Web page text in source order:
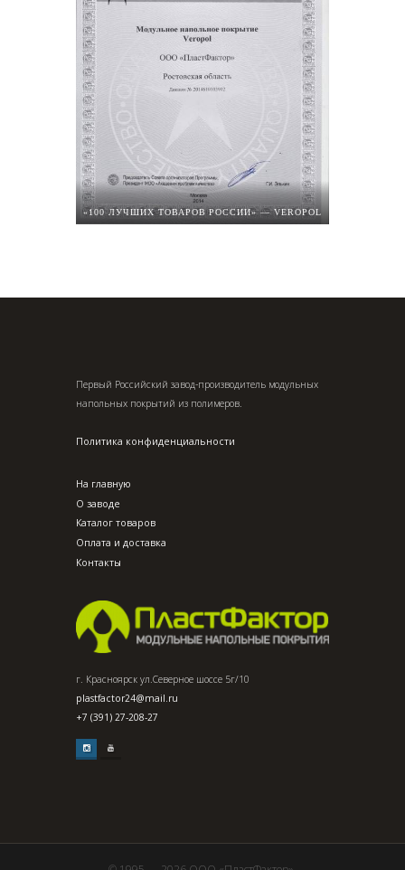
«100 ЛУЧШИХ ТОВАРОВ РОССИИ» — VEROPOL
Первый Российский завод-производитель модульных
напольных покрытий из полимеров.
Политика конфиденциальности
На главную
О заводе
Каталог товаров
Оплата и доставка
Контакты
г. Красноярск ул.Северное шоссе 5г/10
plastfactor24@mail.ru
+7 (391) 27-208-27